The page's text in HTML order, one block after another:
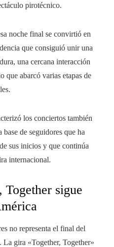
pirotécnico.
noche final se convirtió en
que consiguió unir una
una cercana interacción
que abarcó varias etapas de
los conciertos también
de seguidores que ha
sus inicios y que continúa
internacional.
Together sigue
no representa el final del
gira «Together, Together»